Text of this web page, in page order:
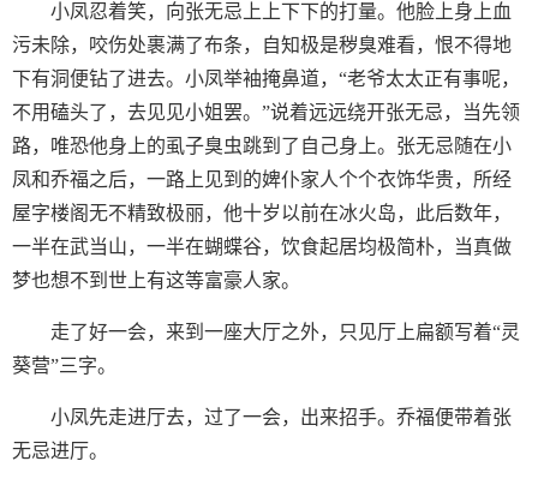
小凤忍着笑，向张无忌上上下下的打量。他脸上身上血
污未除，咬伤处裹满了布条，自知极是秽臭难看，恨不得地
下有洞便钻了进去。小凤举袖掩鼻道，“老爷太太正有事呢，
不用磕头了，去见见小姐罢。”说着远远绕开张无忌，当先领
路，唯恐他身上的虱子臭虫跳到了自己身上。张无忌随在小
凤和乔福之后，一路上见到的婢仆家人个个衣饰华贵，所经
屋字楼阁无不精致极丽，他十岁以前在冰火岛，此后数年，
一半在武当山，一半在蝴蝶谷，饮食起居均极简朴，当真做
梦也想不到世上有这等富豪人家。
走了好一会，来到一座大厅之外，只见厅上扁额写着“灵
葵营”三字。
小凤先走进厅去，过了一会，出来招手。乔福便带着张
无忌进厅。